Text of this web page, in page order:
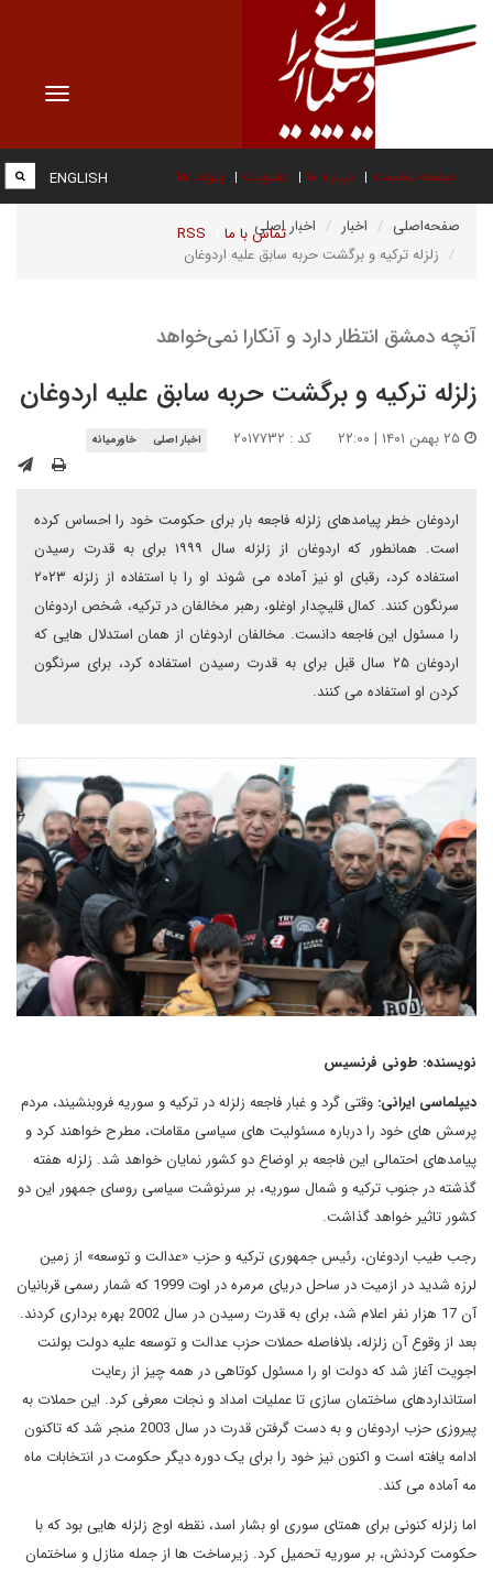
Toggle
صفحه نخست درباره ما عضویت پیوند ها
تماس با ما RSS
ENGLISH
صفحه‌اصلی اخبار
اخبار اصلی
زلزله ترکیه و برگشت حربه سابق علیه اردوغان
آنچه دمشق انتظار دارد و آنکارا نمی‌خواهد
زلزله ترکیه و برگشت حربه سابق علیه اردوغان
کد : ۲۰۱۷۷۳۲ اخبار اصلی خاورمیانه
اردوغان خطر پیامدهای زلزله فاجعه بار برای حکومت خود را احساس کرده
است. همانطور که اردوغان از زلزله سال ۱۹۹۹ برای به قدرت رسیدن
استفاده کرد، رقبای او نیز آماده می شوند او را با استفاده از زلزله ۲۰۲۳
سرنگون کنند. کمال قلیچدار اوغلو، رهبر مخالفان در ترکیه، شخص اردوغان
را مسئول این فاجعه دانست. مخالفان اردوغان از همان استدلال هایی که
اردوغان ۲۵ سال قبل برای به قدرت رسیدن استفاده کرد، برای سرنگون
کردن او استفاده می کنند.
نویسنده: طونی فرنسیس
دیپلماسی ایرانی: وقتی گرد و غبار فاجعه زلزله در ترکیه و سوریه فروبنشیند، مردم
پرسش های خود را درباره مسئولیت های سیاسی مقامات، مطرح خواهند کرد و
پیامدهای احتمالی این فاجعه بر اوضاع دو کشور نمایان خواهد شد. زلزله هفته
گذشته در جنوب ترکیه و شمال سوریه، بر سرنوشت سیاسی روسای جمهور این دو
کشور تاثیر خواهد گذاشت.
رجب طیب اردوغان، رئیس جمهوری ترکیه و حزب «عدالت و توسعه» از زمین
لرزه شدید در ازمیت در ساحل دریای مرمره در اوت 1999 که شمار رسمی قربانیان
آن 17 هزار نفر اعلام شد، برای به قدرت رسیدن در سال 2002 بهره برداری کردند.
بعد از وقوع آن زلزله، بلافاصله حملات حزب عدالت و توسعه علیه دولت بولنت
اجویت آغاز شد که دولت او را مسئول کوتاهی در همه چیز از رعایت
استانداردهای ساختمان سازی تا عملیات امداد و نجات معرفی کرد. این حملات به
پیروزی حزب اردوغان و به دست گرفتن قدرت در سال 2003 منجر شد که تاکنون
ادامه یافته است و اکنون نیز خود را برای یک دوره دیگر حکومت در انتخابات ماه
مه آماده می کند.
اما زلزله کنونی برای همتای سوری او بشار اسد، نقطه اوج زلزله هایی بود که با
حکومت کردنش، بر سوریه تحمیل کرد. زیرساخت ها از جمله منازل و ساختمان